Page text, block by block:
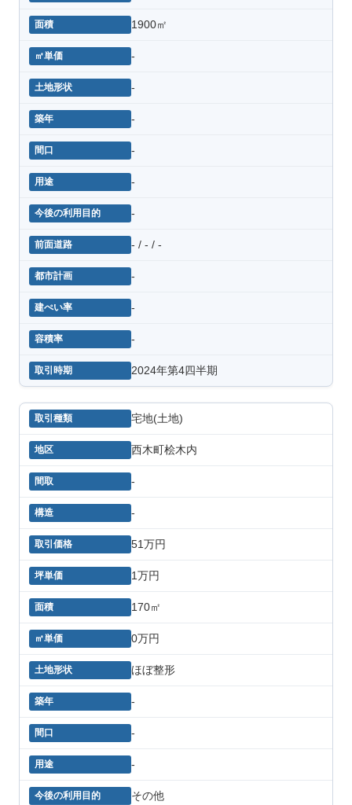
1900㎡
-
-
-
-
-
-
- / - / -
-
-
-
2024年第4四半期
宅地(土地)
西木町桧木内
-
-
51万円
1万円
170㎡
0万円
ほぼ整形
-
-
-
その他